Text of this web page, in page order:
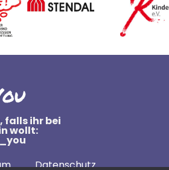
falls ihr bei
wollt:
Datenschutz